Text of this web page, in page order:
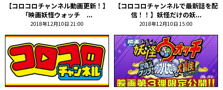
【コロコロチャンネル動画更新！】
「映画妖怪ウォッチ ...
2018年12月10日 21:00
【コロコロチャンネルで最新話を配
信！！】妖怪だけの妖...
2018年12月10日 15:00